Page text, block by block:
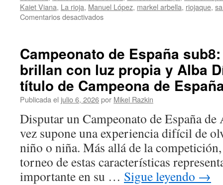
Kaiet Viana, La rioja, Manuel López, markel arbella, riojaque,
Comentarios desactivadosen
Rápidas
RioJaque:
Desembarco
naranja
en
Santo
Domingo
de
la
Calzada
Campeonato de España
brillan con luz propia y Alba
título de Campeona de
Publicada el julio 6, 2026por Mikel Razkin
Disputar un Campeonato de España
vez supone una experiencia difícil de
niño o niña. Más allá de la
torneo de estas características
importante en su … Sigue leyendo →